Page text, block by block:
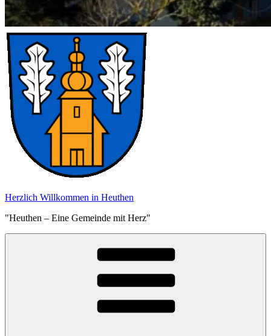
Herzlich Willkommen in Heuthen
"Heuthen – Eine Gemeinde mit Herz"